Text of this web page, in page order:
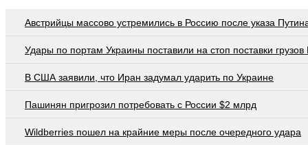
Австрийцы массово устремились в Россию после указа
Удары по портам Украины поставили на стоп поставки
В США заявили, что Иран задумал ударить по Украине
Пашинян пригрозил потребовать c России $2 млрд
Wildberries пошел на крайние меры после очередного удара